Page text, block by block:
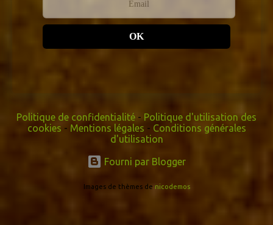
OK
Politique de confidentialité - Politique d'utilisation des
cookies - Mentions légales - Conditions générales
d'utilisation
Fourni par Blogger
Images de thèmes de nicodemos